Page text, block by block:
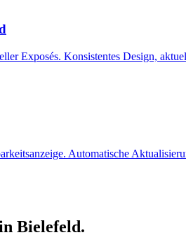
Exposés. Konsistentes Design,
Automatische
Bielefeld.